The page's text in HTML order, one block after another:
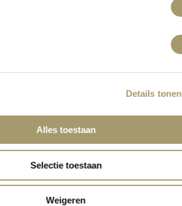
Details tonen
Alles toestaan
Selectie toestaan
Weigeren